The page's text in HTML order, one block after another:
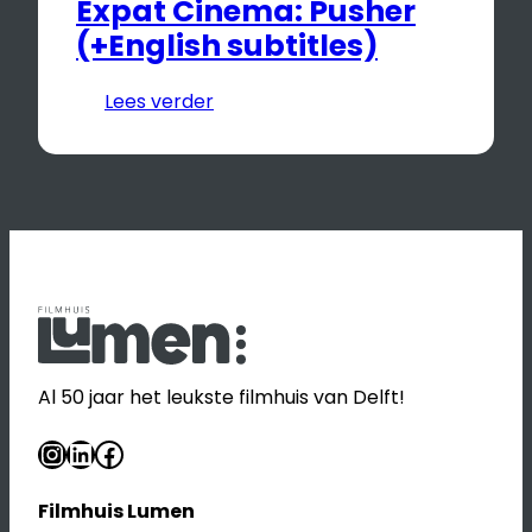
Expat Cinema: Pusher
(+English subtitles)
Lees verder
Al 50 jaar het leukste filmhuis van Delft!
InstagramLinkedIn Facebook
Filmhuis Lumen